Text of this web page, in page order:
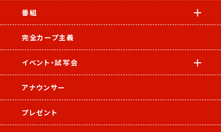
番組
完全カープ主義
イベント・試写会
アナウンサー
プレゼント